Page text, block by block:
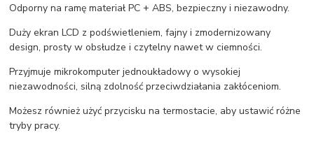
Odporny na ramę materiał PC + ABS, bezpieczny i niezawodny.
Duży ekran LCD z podświetleniem, fajny i zmodernizowany
design, prosty w obsłudze i czytelny nawet w ciemności.
Przyjmuje mikrokomputer jednoukładowy o wysokiej
niezawodności, silną zdolność przeciwdziałania zakłóceniom.
Możesz również użyć przycisku na termostacie, aby ustawić różne
tryby pracy.